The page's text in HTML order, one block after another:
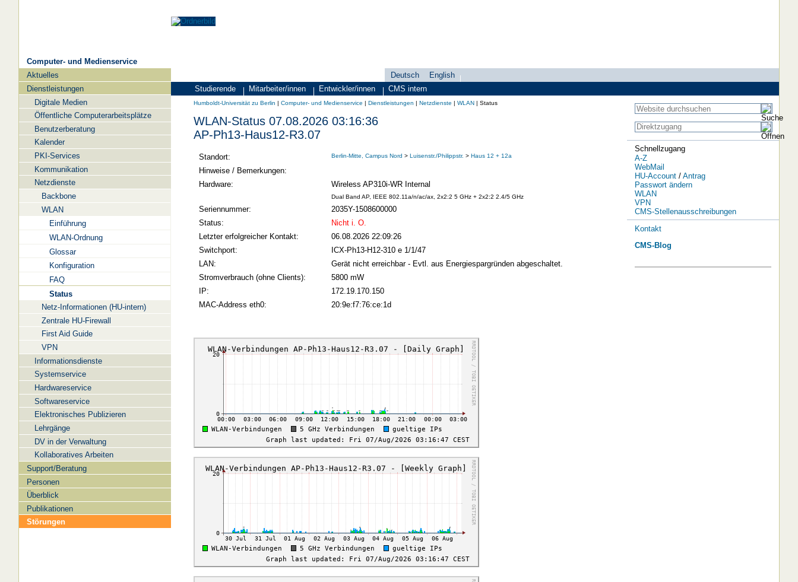
Computer- und Medienservice
Navigation
Aktuelles
Dienstleistungen
Digitale Medien
Öffentliche Computerarbeitsplätze
Benutzerberatung
Kalender
PKI-Services
Kommunikation
Netzdienste
Backbone
WLAN
Einführung
WLAN-Ordnung
Glossar
Konfiguration
FAQ
Status
Netz-Informationen (HU-intern)
Zentrale HU-Firewall
First Aid Guide
VPN
Informationsdienste
Systemservice
Hardwareservice
Softwareservice
Elektronisches Publizieren
Lehrgänge
DV in der Verwaltung
Kollaboratives Arbeiten
Support/Beratung
Personen
Überblick
Publikationen
Störungen
Zielgruppen
Studierende Mitarbeiter/innen Entwickler/innen CMS intern
Sprachauswahl
Deutsch
English
search-menu
Humboldt-
Universität
Computer-
und
Humboldt-Universität zu Berlin | Computer- und Medienservice | Dienstleistungen | Netzdienste | WLAN | Status
WLAN-Status 07.08.2026 03:16:36
AP-Ph13-Haus12-R3.07
Standort: Berlin-Mitte, Campus Nord > Luisenstr./Philippstr. > Haus 12 + 12a
Hinweise / Bemerkungen:
Hardware:
Wireless AP310i-WR Internal
Dual Band AP, IEEE 802.11a/n/ac/ax, 2x2:2 5 GHz + 2x2:2 2.4/5 GHz
Seriennummer:
2035Y-1508600000
Status:
Nicht i. O.
Letzter erfolgreicher Kontakt:
06.08.2026 22:09:26
Switchport:
ICX-Ph13-H12-310 e 1/1/47
LAN:
Gerät nicht erreichbar - Evtl. aus Energiespargründen abgeschaltet.
Stromverbrauch (ohne Clients):
5800 mW
IP:
172.19.170.150
MAC-Address eth0:
20:9e:f7:76:ce:1d
Schnellzugang
A-Z
WebMail
HU-Account/ Antrag
Passwort ändern
WLAN
VPN
CMS-Stellenausschreibungen
Kontakt
CMS-Blog